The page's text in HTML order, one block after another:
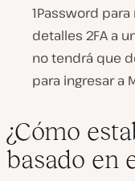
1Password
detalles 2FA a
no tendrá que
para ingresar a
¿Cómo
basado en